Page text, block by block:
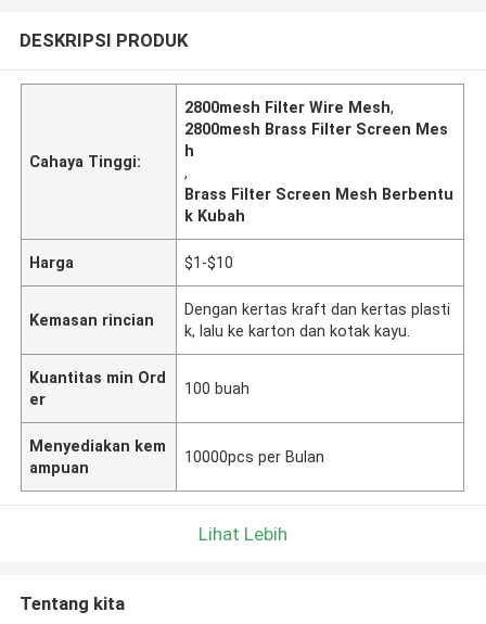
DESKRIPSI PRODUK
Cahaya Tinggi:
2800mesh Filter Wire Mesh,
2800mesh Brass Filter Screen Mes
h
,
Brass Filter Screen Mesh Berbentu
k Kubah
Harga $1-$10
Kemasan rincian
Dengan kertas kraft dan kertas plasti
k, lalu ke karton dan kotak kayu.
Kuantitas min Ord
er
100 buah
Menyediakan kem
ampuan
10000pcs per Bulan
Lihat Lebih
Tentang kita